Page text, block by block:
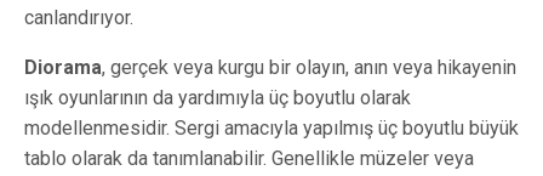
canlandırıyor.
Diorama, gerçek veya kurgu bir olayın, anın veya hikayenin
ışık oyunlarının da yardımıyla üç boyutlu olarak
modellenmesidir. Sergi amacıyla yapılmış üç boyutlu büyük
tablo olarak da tanımlanabilir. Genellikle müzeler veya